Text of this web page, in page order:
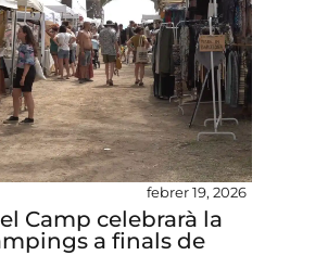
febrer 19, 2026
Camp celebrarà la
a finals de